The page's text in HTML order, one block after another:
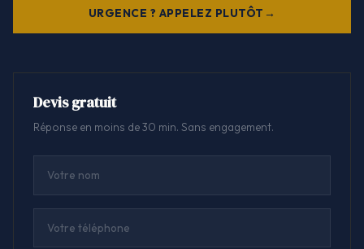
URGENCE ? APPELEZ PLUTÔT
Devis gratuit
Réponse en moins de 30 min. Sans engagement.